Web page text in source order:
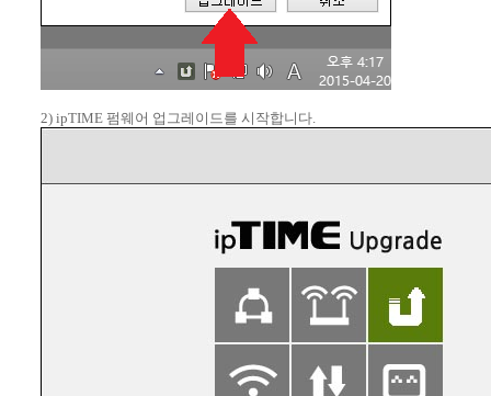
2) ipTIME 펌웨어 업그레이드를 시작합니다.